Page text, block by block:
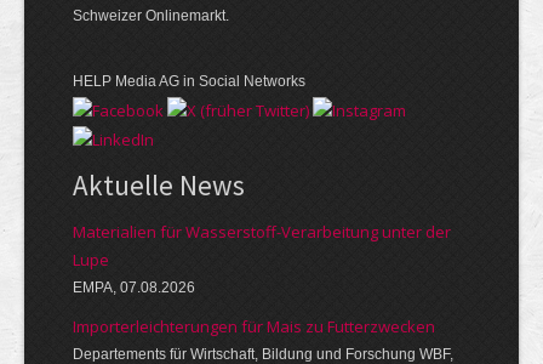
Schweizer Onlinemarkt.
HELP Media AG in Social Networks
Aktuelle News
Materialien für Wasserstoff-Verarbeitung unter der
Lupe
EMPA, 07.08.2026
Importerleichterungen für Mais zu Futterzwecken
Departements für Wirtschaft, Bildung und Forschung WBF,